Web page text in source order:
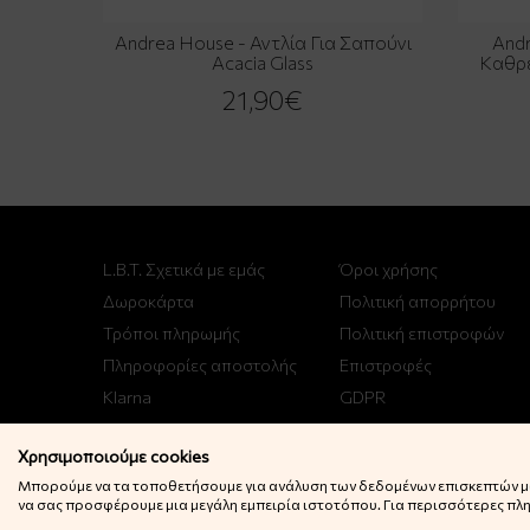
Andrea House - Αντλία Για Σαπούνι
Acacia Glass
21,90€
L.B.T. Σχετικά με εμάς
Δωροκάρτα
Τρόποι πληρωμής
Πληροφορίες αποστολής
Klarna
Όροι χρήσης
Πολιτική απορρήτου
Πολιτική επιστροφών
Επιστροφές
GDPR
Χρησιμοποιούμε cookies
Μπορούμε να τα τοποθετήσουμε για ανάλυση των δεδομένων επισκεπτών
να σας προσφέρουμε μια μεγάλη εμπειρία ιστοτόπου. Για περισσότερες